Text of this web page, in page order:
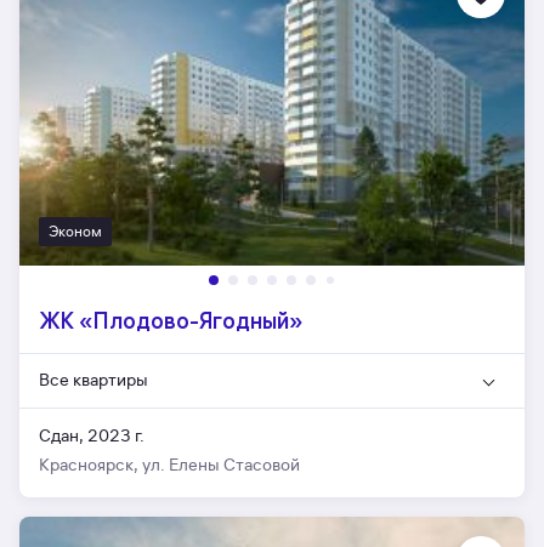
Эконом
ЖК «Плодово-Ягодный»
Все квартиры
Сдан, 2023 г.
Красноярск, ул. Елены Стасовой